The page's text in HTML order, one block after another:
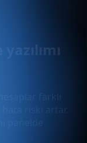
farklı
riski artar.
panelde